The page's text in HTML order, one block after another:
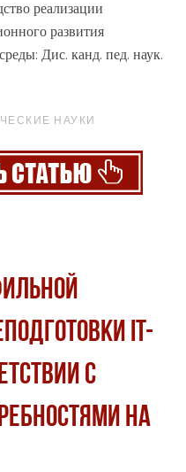
реализации
развития
Дис. канд. пед. наук.
НАУКИ
IT-
С
НА